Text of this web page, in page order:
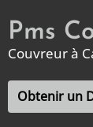
au
contenu
Pms
Couvreur à
Obtenir un